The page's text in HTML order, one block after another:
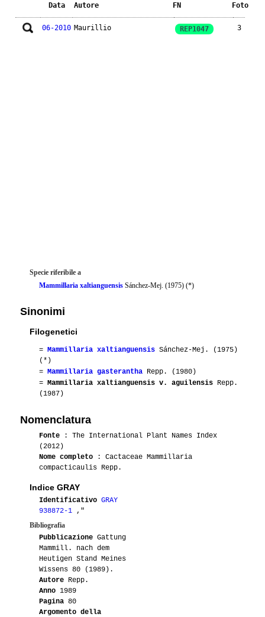
Data Autore FN Foto
06-2010 Maurillio REP1047 3
Specie riferibile a
Mammillaria xaltianguensis Sánchez-Mej. (1975) (*)
Sinonimi
Filogenetici
= Mammillaria xaltianguensis Sánchez-Mej. (1975)
(*)
= Mammillaria gasterantha Repp. (1980)
= Mammillaria xaltianguensis v. aguilensis Repp.
(1987)
Nomenclatura
Fonte : The International Plant Names Index
(2012)
Nome completo : Cactaceae Mammillaria
compacticaulis Repp.
Indice GRAY
Identificativo GRAY
938872-1
,"
Bibliografia
Pubblicazione Gattung
Mammill. nach dem
Heutigen Stand Meines
Wissens 80 (1989).
Autore Repp.
Anno 1989
Pagina 80
Argomento della